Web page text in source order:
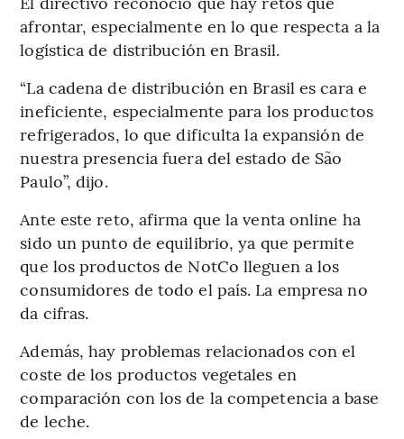
afrontar, especialmente en lo que respecta a la
logística de distribución en Brasil.
“La cadena de distribución en Brasil es cara e
ineficiente, especialmente para los productos
refrigerados, lo que dificulta la expansión de
nuestra presencia fuera del estado de São
Paulo”, dijo.
Ante este reto, afirma que la venta online ha
sido un punto de equilibrio, ya que permite
que los productos de NotCo lleguen a los
consumidores de todo el país. La empresa no
da cifras.
Además, hay problemas relacionados con el
coste de los productos vegetales en
comparación con los de la competencia a base
de leche.